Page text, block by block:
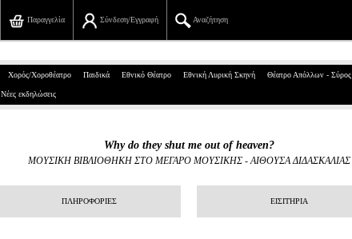
Αναζήτηση
Σύνδεση/Εγγραφή
Παραγγελία
Πανεπιστημίου 39, Αθήνα
Αναζήτηση
Χορός/Χοροθέατρο Παιδικά Εθνικό Θέατρο Εθνική Λυρική Σκηνή Θέατρο Απόλλων - Σύρος
Νέες εκδηλώσεις
Why do they shut me out of heaven?
ΜΟΥΣΙΚΗ ΒΙΒΛΙΟΘΗΚΗ ΣΤΟ ΜΕΓΑΡΟ ΜΟΥΣΙΚΗΣ-ΑΙΘΟΥΣΑ ΔΙΔΑΣΚΑΛΙΑΣ
ΠΛΗΡΟΦΟΡΙΕΣ ΕΙΣΙΤΗΡΙΑ